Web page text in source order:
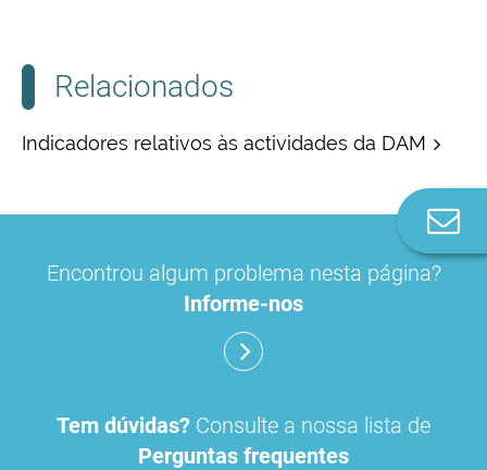
Relacionados
Indicadores relativos às actividades da DAM
Encontrou algum problema nesta página?
Informe-nos
Tem dúvidas? Consulte a nossa lista de
Perguntas frequentes